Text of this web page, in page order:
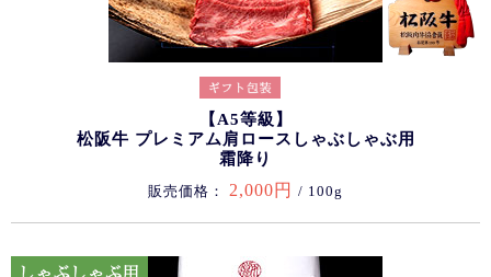
【A5等級】
松阪牛 プレミアム肩ロースしゃぶしゃぶ用
霜降り
販売価格： 2,000円 / 100g